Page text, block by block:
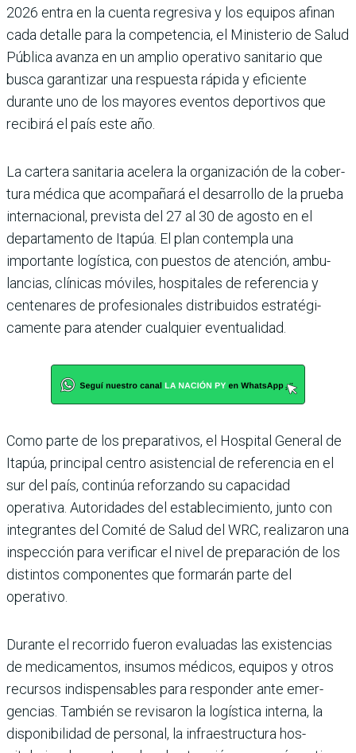
2026 entra en la cuenta regresiva y los equipos afi­nan
cada detalle para la competencia, el Ministerio de Salud
Pública avanza en un amplio operativo sani­tario que
busca garantizar una respuesta rápida y efi­ciente
durante uno de los mayores eventos deportivos que
recibirá el país este año.
La cartera sanitaria acelera la organización de la cober­
tura médica que acom­pañará el desarrollo de la prueba
internacional, pre­vista del 27 al 30 de agosto en el
departamento de Ita­púa. El plan contempla una
importante logística, con puestos de atención, ambu­
lancias, clínicas móviles, hospitales de referencia y
centenares de profesiona­les distribuidos estratégi­
camente para atender cual­quier eventualidad.
Como parte de los prepa­rativos, el Hospital Gene­ral de
Itapúa, principal cen­tro asistencial de referencia en el
sur del país, continúa reforzando su capacidad
operativa. Autoridades del establecimiento, junto con
integrantes del Comité de Salud del WRC, realizaron una
inspección para verifi­car el nivel de preparación de los
distintos componen­tes que formarán parte del
operativo.
Durante el recorrido fueron evaluadas las existencias
de medicamentos, insumos médicos, equipos y otros
recursos indispensables para responder ante emer­
gencias. También se revi­saron la logística interna, la
disponibilidad de perso­nal, la infraestructura hos­